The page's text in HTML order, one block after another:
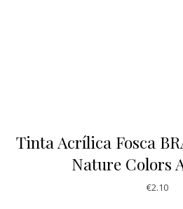
Tinta Acrílica Fosca
Nature Colors
€2.10